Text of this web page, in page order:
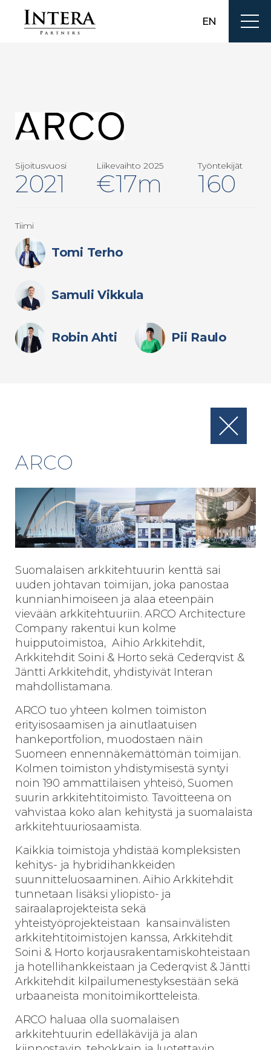
EN
Sijoitusvuosi
2021
Liikevaihto 2025
€17m
Työntekijät
160
Tiimi
Tomi Terho
Samuli Vikkula
Robin Ahti Pii Raulo
ARCO
Suomalaisen arkkitehtuurin kenttä sai
uuden johtavan toimijan, joka panostaa
kunnianhimoiseen ja alaa eteenpäin
vievään arkkitehtuuriin. ARCO Architecture
Company rakentui kun kolme
huipputoimistoa, Aihio Arkkitehdit,
Arkkitehdit Soini & Horto sekä Cederqvist &
Jäntti Arkkitehdit, yhdistyivät Interan
mahdollistamana.
ARCO tuo yhteen kolmen toimiston
erityisosaamisen ja ainutlaatuisen
hankeportfolion, muodostaen näin
Suomeen ennennäkemättömän toimijan.
Kolmen toimiston yhdistymisestä syntyi
noin 190 ammattilaisen yhteisö, Suomen
suurin arkkitehtitoimisto. Tavoitteena on
vahvistaa koko alan kehitystä ja suomalaista
arkkitehtuuriosaamista.
Kaikkia toimistoja yhdistää kompleksisten
kehitys- ja hybridihankkeiden
suunnitteluosaaminen. Aihio Arkkitehdit
tunnetaan lisäksi yliopisto- ja
sairaalaprojekteista sekä
yhteistyöprojekteistaan kansainvälisten
arkkitehtitoimistojen kanssa, Arkkitehdit
Soini & Horto korjausrakentamiskohteistaan
ja hotellihankkeistaan ja Cederqvist & Jäntti
Arkkitehdit kilpailumenestyksestään sekä
urbaaneista monitoimikortteleista.
ARCO haluaa olla suomalaisen
arkkitehtuurin edelläkävijä ja alan